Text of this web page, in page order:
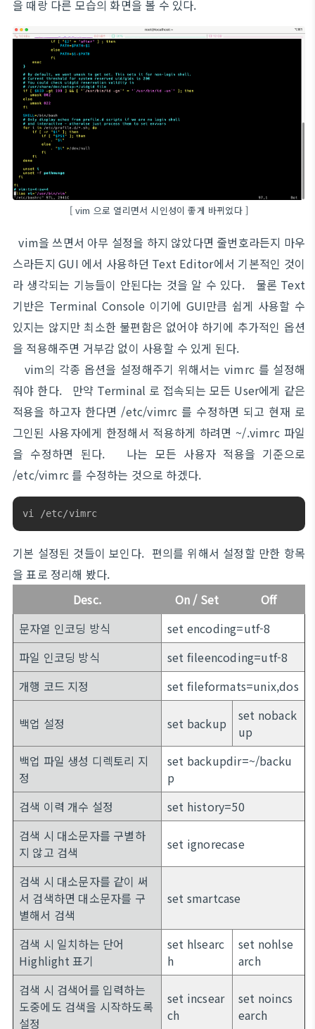
을 때랑 다른 모습의 화면을 볼 수 있다.
[ vim 으로 열리면서 시인성이 좋게 바뀌었다 ]
vim을 쓰면서 아무 설정을 하지 않았다면 줄번호라든지 마우
스라든지 GUI 에서 사용하던 Text Editor에서 기본적인 것이
라 생각되는 기능들이 안된다는 것을 알 수 있다. 물론 Text
기반은 Terminal Console 이기에 GUI만큼 쉽게 사용할 수
있지는 않지만 최소한 불편함은 없어야 하기에 추가적인 옵션
을 적용해주면 거부감 없이 사용할 수 있게 된다.
vim의 각종 옵션을 설정해주기 위해서는 vimrc 를 설정해
줘야 한다. 만약 Terminal 로 접속되는 모든 User에게 같은
적용을 하고자 한다면 /etc/vimrc 를 수정하면 되고 현재 로
그인된 사용자에게 한정해서 적용하게 하려면 ~/.vimrc 파일
을 수정하면 된다. 나는 모든 사용자 적용을 기준으로
/etc/vimrc 를 수정하는 것으로 하겠다.
vi /etc/vimrc
기본 설정된 것들이 보인다. 편의를 위해서 설정할 만한 항목
을 표로 정리해 봤다.
Desc.
On / Set
Off
문자열 인코딩 방식
set encoding=utf-8
파일 인코딩 방식
set fileencoding=utf-8
개행 코드 지정
set fileformats=unix,dos
백업 설정 set backup
set noback
up
백업 파일 생성 디렉토리 지
정
set backupdir=~/backu
p
검색 이력 개수 설정
set history=50
검색 시 대소문자를 구별하
지 않고 검색
set ignorecase
검색 시 대소문자를 같이 써
서 검색하면 대소문자를 구
별해서 검색
set smartcase
검색 시 일치하는 단어
Highlight 표기
set hlsearc
h
set nohlse
arch
검색 시 검색어를 입력하는
도중에도 검색을 시작하도록
설정
set incsear
ch
set noincs
earch